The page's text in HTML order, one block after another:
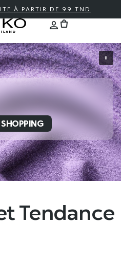
À PARTIR DE 99 TND
Tendance